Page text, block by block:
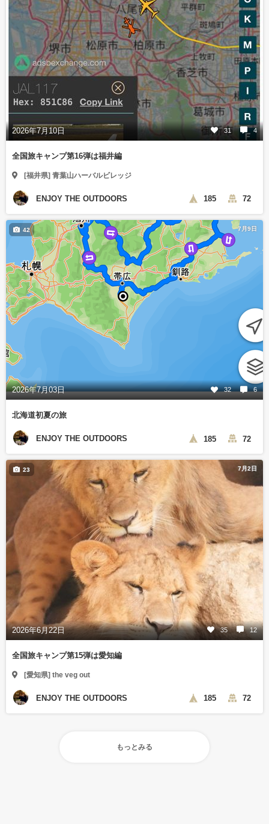
2026年7月10日 31 4
全国旅キャンプ第16弾は福井編
[福井県] 青葉山ハーバルビレッジ
ENJOY THE OUTDOORS 185 72
7月9日
2026年7月03日 32 6
42
北海道初夏の旅
ENJOY THE OUTDOORS 185 72
7月2日
2026年6月22日 35 12
23
全国旅キャンプ第15弾は愛知編
[愛知県] the veg out
ENJOY THE OUTDOORS 185 72
もっとみる